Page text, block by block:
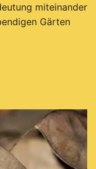
miteinander
Gärten